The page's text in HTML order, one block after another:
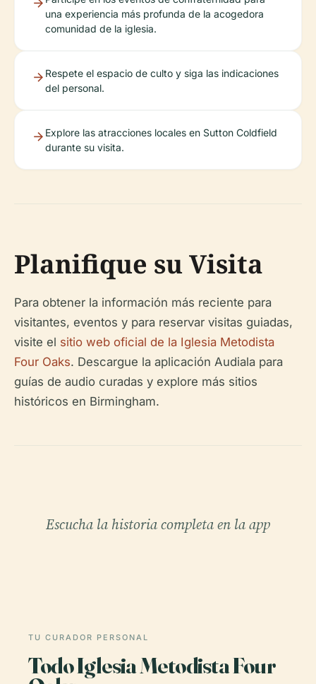
una experiencia más profunda de la acogedora
comunidad de la iglesia.
Respete el espacio de culto y siga las indicaciones
del personal.
Explore las atracciones locales en Sutton Coldfield
durante su visita.
Planifique su Visita
Para obtener la información más reciente para
visitantes, eventos y para reservar visitas guiadas,
visite el sitio web oficial de la Iglesia Metodista
Four Oaks. Descargue la aplicación Audiala para
guías de audio curadas y explore más sitios
históricos en Birmingham.
Escucha la historia completa en la app
TU CURADOR PERSONAL
Todo Iglesia Metodista Four